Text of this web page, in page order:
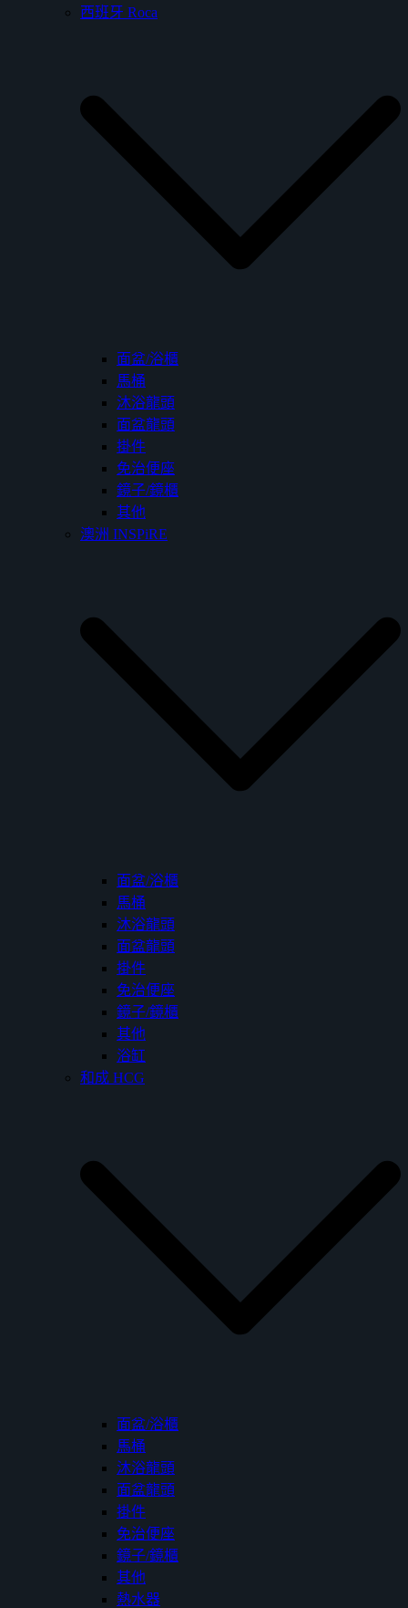
西班牙 Roca
面盆/浴櫃
馬桶
沐浴龍頭
面盆龍頭
掛件
免治便座
鏡子/鏡櫃
其他
澳洲 INSPiRE
面盆/浴櫃
馬桶
沐浴龍頭
面盆龍頭
掛件
免治便座
鏡子/鏡櫃
其他
浴缸
和成 HCG
面盆/浴櫃
馬桶
沐浴龍頭
面盆龍頭
掛件
免治便座
鏡子/鏡櫃
其他
熱水器